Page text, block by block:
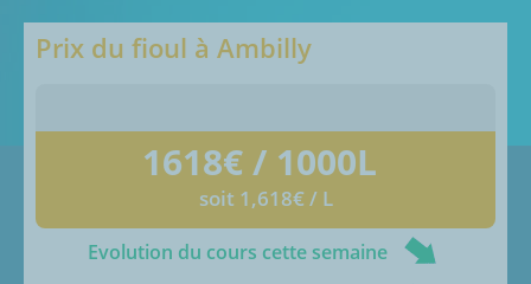
Prix du fioul à Ambilly
1618€ / 1000L
soit 1,618€ / L
Evolution du cours cette semaine